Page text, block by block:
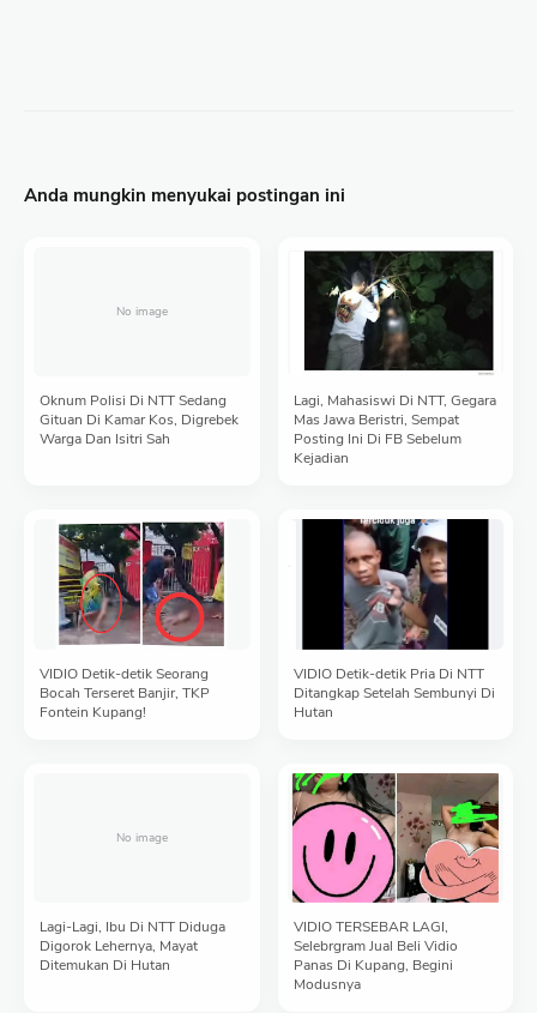
Anda mungkin menyukai postingan ini
Oknum Polisi Di NTT Sedang
Gituan Di Kamar Kos, Digrebek
Warga Dan Isitri Sah
Lagi, Mahasiswi Di NTT, Gegara
Mas Jawa Beristri, Sempat
Posting Ini Di FB Sebelum
Kejadian
VIDIO Detik-detik Seorang
Bocah Terseret Banjir, TKP
Fontein Kupang!
VIDIO Detik-detik Pria Di NTT
Ditangkap Setelah Sembunyi Di
Hutan
Lagi-Lagi, Ibu Di NTT Diduga
Digorok Lehernya, Mayat
Ditemukan Di Hutan
VIDIO TERSEBAR LAGI,
Selebrgram Jual Beli Vidio
Panas Di Kupang, Begini
Modusnya